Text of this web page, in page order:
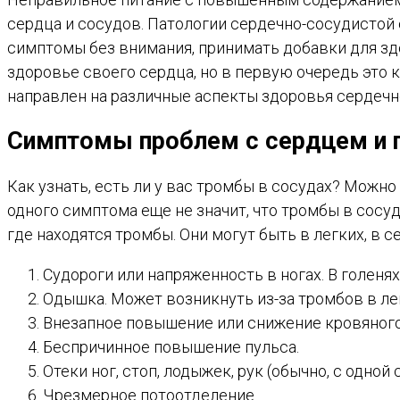
сердца и сосудов. Патологии сердечно-
симптомы без внимания, принимать добавки для
здоровье своего сердца, но в первую очередь это
направлен на различные аспекты здоровья
Симптомы проблем с сердцем и
Как узнать, есть ли у вас тромбы в сосудах?
одного симптома еще не значит, что тромбы в
где находятся тромбы. Они могут быть в легких, в
Судороги или напряженность в ногах. В
Одышка. Может возникнуть из-за тромбов в
Внезапное повышение или снижение
Беспричинное повышение пульса.
Отеки ног, стоп, лодыжек, рук (обычно, с одной
Чрезмерное потоотделение.